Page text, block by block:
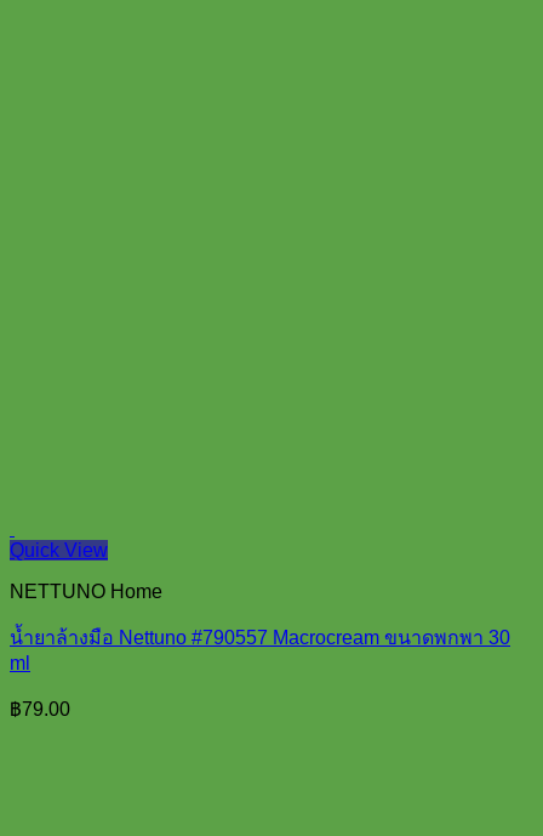
Quick View
NETTUNO Home
น้ำยาล้างมือ Nettuno #790557 Macrocream ขนาดพกพา 30
ml
฿79.00